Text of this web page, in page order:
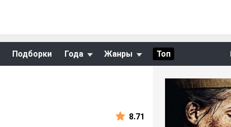
Подборки Года Жанры Топ
8.71